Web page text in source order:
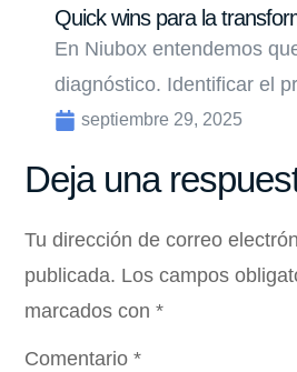
Quick wins para la
En Niubox entendemos
diagnóstico. Identificar el
septiembre 29, 2025
Deja una
Tu dirección de correo
publicada. Los campos
marcados con*
Comentario*